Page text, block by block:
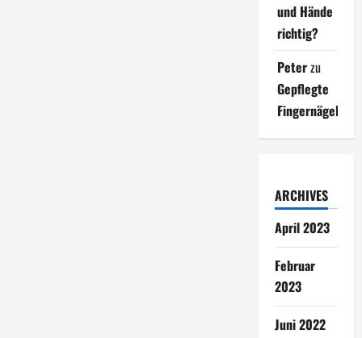
und Hände
richtig?
Peterzu
Gepflegte
Fingernägel
ARCHIVES
April 2023
Februar
2023
Juni 2022